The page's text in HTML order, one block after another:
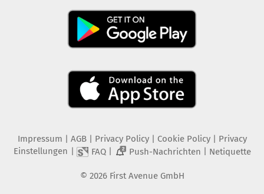
Impressum AGB Privacy Policy| Cookie Policy| Privacy
Einstellungen
FAQ| 2 Push-Nachrichten Netiquette
© 2026 First Avenue GmbH